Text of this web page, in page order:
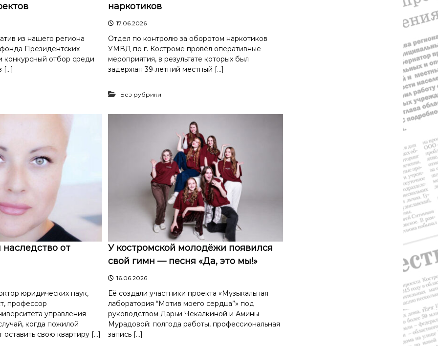
из нашего региона
Президентских
конкурсный отбор среди
[…]
наркотиков
17.06.2026
Отдел по контролю за оборотом наркотиков
УМВД по г. Костроме провёл оперативные
мероприятия, в результате которых был
задержан 39‑летний местный […]
Без рубрики
от
юридических наук,
профессор
управления
когда пожилой
свою квартиру […]
У костромской молодёжи появился
свой гимн — песня «Да, это мы!»
16.06.2026
Её создали участники проекта «Музыкальная
лаборатория “Мотив моего сердца”» под
руководством Дарьи Чекалкиной и Амины
Мурадовой: полгода работы, профессиональная
запись […]